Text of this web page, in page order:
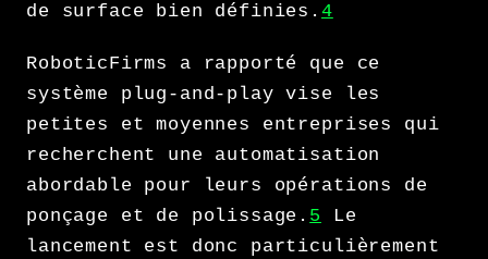
de surface bien définies. 4
RoboticFirms a rapporté que ce
système plug-and-play vise les
petites et moyennes entreprises qui
recherchent une automatisation
abordable pour leurs opérations de
ponçage et de polissage. 5
Le
lancement est donc particulièrement